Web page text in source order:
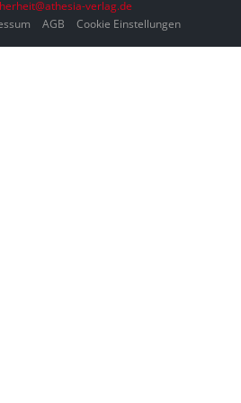
verlag.de
AGB Cookie Einstellungen